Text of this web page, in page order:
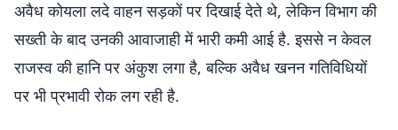
अवैध कोयला लदे वाहन सड़कों पर दिखाई देते थे, लेकिन विभाग की
सख्ती के बाद उनकी आवाजाही में भारी कमी आई है. इससे न केवल
राजस्व की हानि पर अंकुश लगा है, बल्कि अवैध खनन गतिविधियों
पर भी प्रभावी रोक लग रही है.